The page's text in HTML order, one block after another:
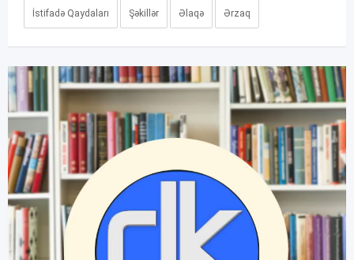
İstifadə Qaydaları Şəkillər Əlaqə Ərzaq